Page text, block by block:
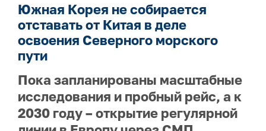
Южная Корея не собирается
отставать от Китая в деле
освоения Северного морского
пути
Пока запланированы масштабные
исследования и пробный рейс, а к
2030 году – открытие регулярной